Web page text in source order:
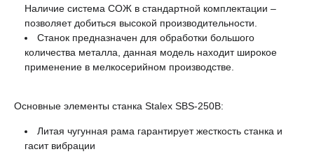
Наличие система СОЖ в стандартной комплектации –
позволяет добиться высокой производительности.
Станок предназначен для обработки большого
количества металла, данная модель находит широкое
применение в мелкосерийном производстве.
Основные элементы cтанка Stalex SBS-250B:
Литая чугунная рама гарантирует жесткость станка и
гасит вибрации